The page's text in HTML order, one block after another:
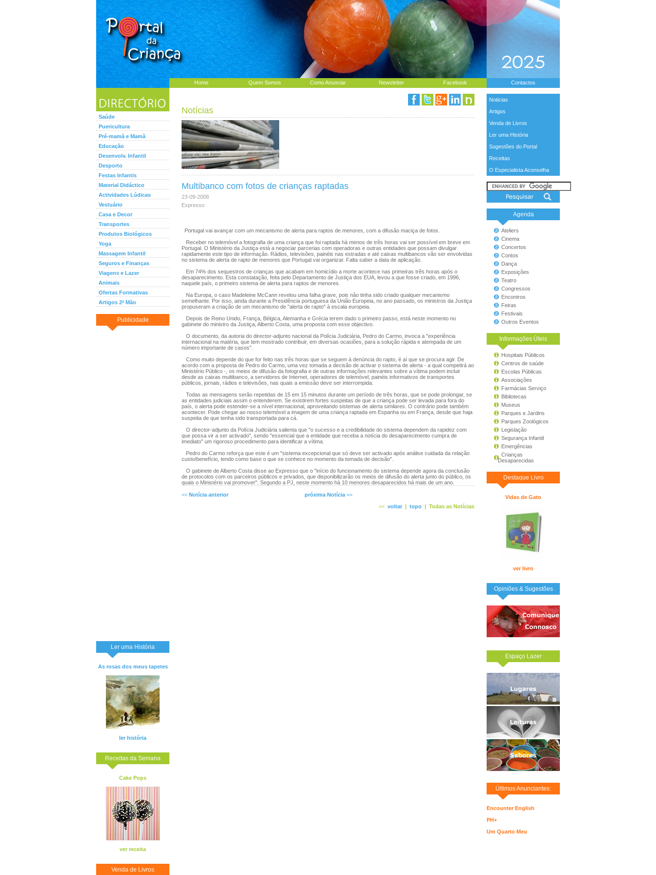
Home Quem Somos Como Anunciar Newsletter Facebook Contactos
Saúde
Puericultura
Pré-mamã e Mamã
Educação
Desenvolv. Infantil
Desporto
Festas Infantis
Material Didáctico
Actividades Lúdicas
Vestuário
Casa e Decor
Transportes
Produtos Biológicos
Yoga
Massagem Infantil
Seguros e Finanças
Viagens e Lazer
Animais
Ofertas Formativas
Artigos 2ª Mão
Publicidade
Ler uma História
As rosas dos meus tapetes
ler história
Receitas da Semana
Cake Pops
ver receita
Venda de Livros
Noticias
Artigos
Venda de Livros
Ler uma História
Sugestões do Portal
Receitas
O Especialista Aconselha
Agenda
Ateliers
Cinema
Concertos
Contos
Dança
Exposições
Teatro
Congressos
Encontros
Feiras
Festivais
Outros Eventos
Informações Úteis
Hospitais Públicos
Centros de saúde
Escolas Públicas
Associações
Farmácias Serviço
Bibliotecas
Museus
Parques e Jardins
Parques Zoológicos
Legislação
Segurança Infantil
Emergências
Crianças
Desaparecidas
Destaque Livro
Vidas de Gato
ver livro
Opiniões & Sugestões
Espaço Lazer
Últimos Anunciantes:
Encounter English
PH+
Um Quarto Meu
Notícias
Multibanco com fotos de crianças raptadas
23-09-2008
Expresso
Portugal vai avançar com um mecanismo de alerta para raptos de menores, com a difusão maciça de fotos.
Receber no telemóvel a fotografia de uma criança que foi raptada há menos de três horas vai ser possível em breve em
Portugal. O Ministério da Justiça está a negociar parcerias com operadoras e outras entidades que possam divulgar
rapidamente este tipo de informação. Rádios, televisões, painéis nas estradas e até caixas multibancos vão ser envolvidas
no sistema de alerta de rapto de menores que Portugal vai organizar. Falta saber a data de aplicação.
Em 74% dos sequestros de crianças que acabam em homicídio a morte acontece nas primeiras três horas após o
desaparecimento. Esta constatação, feita pelo Departamento de Justiça dos EUA, levou a que fosse criado, em 1996,
naquele país, o primeiro sistema de alerta para raptos de menores.
Na Europa, o caso Madeleine McCann revelou uma falha grave, pois não tinha sido criado qualquer mecanismo
semelhante. Por isso, ainda durante a Presidência portuguesa da União Europeia, no ano passado, os ministros da Justiça
propuseram a criação de um mecanismo de "alerta de rapto" à escala europeia.
Depois de Reino Unido, França, Bélgica, Alemanha e Grécia terem dado o primeiro passo, está neste momento no
gabinete do ministro da Justiça, Alberto Costa, uma proposta com esse objectivo.
O documento, da autoria do director-adjunto nacional da Polícia Judiciária, Pedro do Carmo, invoca a "experiência
internacional na matéria, que tem mostrado contribuir, em diversas ocasiões, para a solução rápida e atempada de um
número importante de casos".
Como muito depende do que for feito nas três horas que se seguem à denúncia do rapto, é aí que se procura agir. De
acordo com a proposta de Pedro do Carmo, uma vez tomada a decisão de activar o sistema de alerta - a qual competirá ao
Ministério Público -, os meios de difusão da fotografia e de outras informações relevantes sobre a vítima podem incluir
desde as caixas multibanco, a servidores de Internet, operadores de telemóvel, painéis informativos de transportes
públicos, jornais, rádios e televisões, nas quais a emissão deve ser interrompida.
Todas as mensagens serão repetidas de 15 em 15 minutos durante um período de três horas, que se pode prolongar, se
as entidades judiciais assim o entenderem. Se existirem fortes suspeitas de que a criança pode ser levada para fora do
país, o alerta pode estender-se a nível internacional, aproveitando sistemas de alerta similares. O contrário pode também
acontecer. Pode chegar ao nosso telemóvel a imagem de uma criança raptada em Espanha ou em França, desde que haja
suspeita de que tenha sido transportada para cá.
O director-adjunto da Polícia Judiciária salienta que "o sucesso e a credibilidade do sistema dependem da rapidez com
que possa vir a ser activado", sendo "essencial que a entidade que receba a notícia do desaparecimento cumpra de
imediato" um rigoroso procedimento para identificar a vítima.
Pedro do Carmo reforça que este é um "sistema excepcional que só deve ser activado após análise cuidada da relação
custo/benefício, tendo como base o que se conhece no momento da tomada de decisão".
O gabinete de Alberto Costa disse ao Expresso que o "início do funcionamento do sistema depende agora da conclusão
de protocolos com os parceiros públicos e privados, que disponibilizarão os meios de difusão do alerta junto do público, os
quais o Ministério vai promover". Segundo a PJ, neste momento há 10 menores desaparecidos há mais de um ano.
<< Notícia anterior próxima Notícia >>
<< voltar | topo | Todas as Notícias